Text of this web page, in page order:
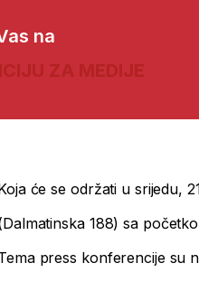
na
će se održati u srijedu,
188) sa
press konferencije su